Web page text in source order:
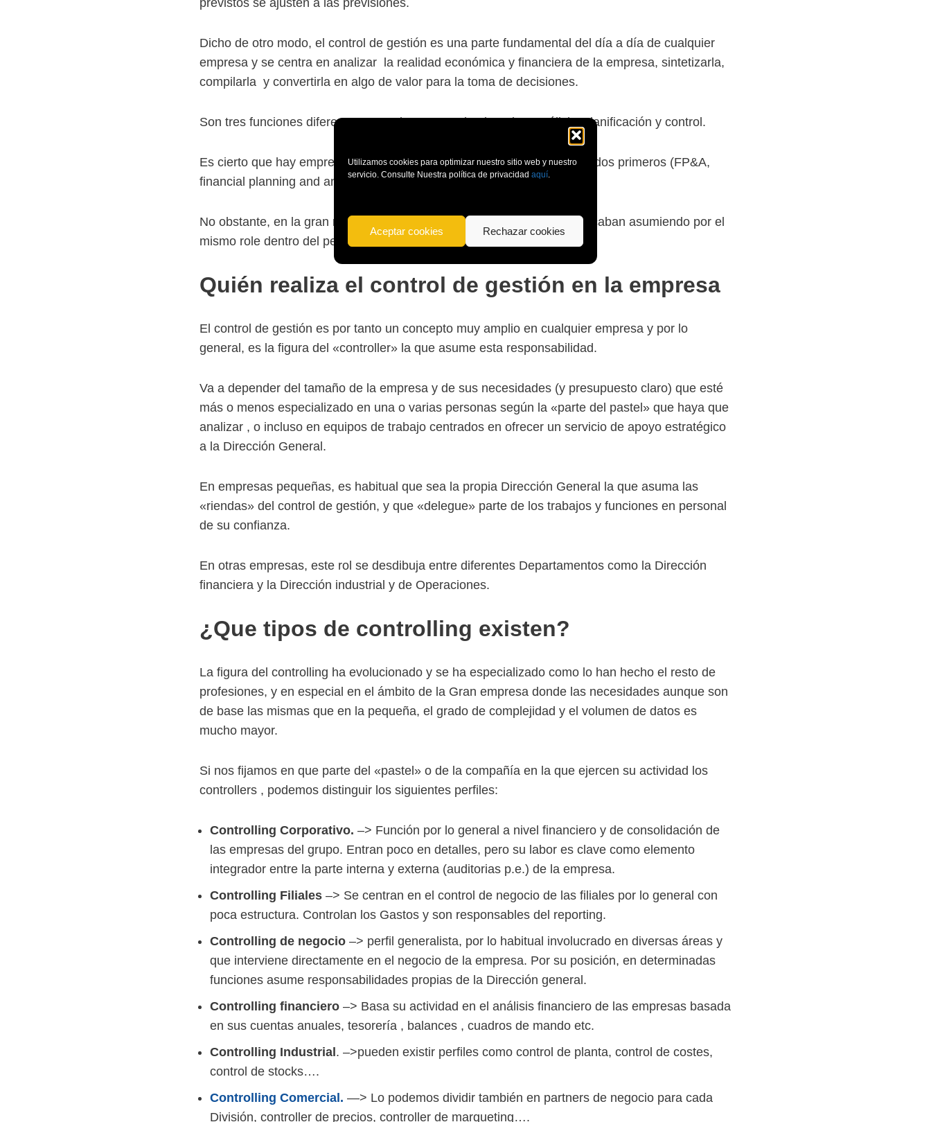
Utilizamos cookies para optimizar nuestro sitio web y nuestro
servicio. Consulte Nuestra política de privacidad aquí
Aceptar cookies Rechazar cookies
Dicho de otro modo, el control de gestión es una parte fundamental del día a día de cualquier
empresa y se centra en analizar la realidad económica y financiera de la empresa, sintetizarla,
compilarla y convertirla en algo de valor para la toma de decisiones.
Son tres funciones diferentes pero altamente cohesionadas: análisis, planificación y control.
Es cierto que hay empresas que contratan perfiles separados parar los dos primeros (FP&A,
financial planning and analysis) y el tercero Controlling.
No obstante, en la gran mayoría de los casos estas tres funciones se acaban asumiendo por el
mismo role dentro del perfil de Control de Gestión
Quién realiza el control de gestión en la empresa
El control de gestión es por tanto un concepto muy amplio en cualquier empresa y por lo
general, es la figura del «controller» la que asume esta responsabilidad.
Va a depender del tamaño de la empresa y de sus necesidades (y presupuesto claro) que esté
más o menos especializado en una o varias personas según la «parte del pastel» que haya que
analizar , o incluso en equipos de trabajo centrados en ofrecer un servicio de apoyo estratégico
a la Dirección General.
En empresas pequeñas, es habitual que sea la propia Dirección General la que asuma las
«riendas» del control de gestión, y que «delegue» parte de los trabajos y funciones en personal
de su confianza.
En otras empresas, este rol se desdibuja entre diferentes Departamentos como la Dirección
financiera y la Dirección industrial y de Operaciones.
¿Que tipos de controlling existen?
La figura del controlling ha evolucionado y se ha especializado como lo han hecho el resto de
profesiones, y en especial en el ámbito de la Gran empresa donde las necesidades aunque son
de base las mismas que en la pequeña, el grado de complejidad y el volumen de datos es
mucho mayor.
Si nos fijamos en que parte del «pastel» o de la compañía en la que ejercen su actividad los
controllers , podemos distinguir los siguientes perfiles:
Controlling Corporativo. –> Función por lo general a nivel financiero y de consolidación de
las empresas del grupo. Entran poco en detalles, pero su labor es clave como elemento
integrador entre la parte interna y externa (auditorias p.e.) de la empresa.
Controlling Filiales–> Se centran en el control de negocio de las filiales por lo general con
poca estructura. Controlan los Gastos y son responsables del reporting.
Controlling de negocio–> perfil generalista, por lo habitual involucrado en diversas áreas y
que interviene directamente en el negocio de la empresa. Por su posición, en determinadas
funciones asume responsabilidades propias de la Dirección general.
Controlling financiero–> Basa su actividad en el análisis financiero de las empresas basada
en sus cuentas anuales, tesorería , balances , cuadros de mando etc.
Controlling Industrial. –>pueden existir perfiles como control de planta, control de costes,
control de stocks….
Controlling Comercial. —> Lo podemos dividir también en partners de negocio para cada
División, controller de precios, controller de marqueting….